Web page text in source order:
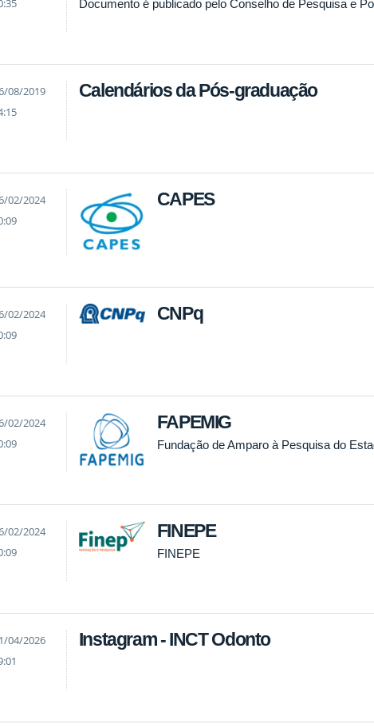
Documento é publicado pelo Conselho de Pesquisa e
08/2019
Calendários da Pós-graduação
02/2024
CAPES
02/2024
CNPq
02/2024
FAPEMIG
Fundação de Amparo à Pesquisa do
02/2024
FINEPE
FINEPE
04/2026
Instagram - INCT Odonto